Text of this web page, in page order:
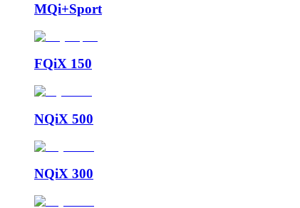
MQi+Sport
FQiX 150
NQiX 500
NQiX 300